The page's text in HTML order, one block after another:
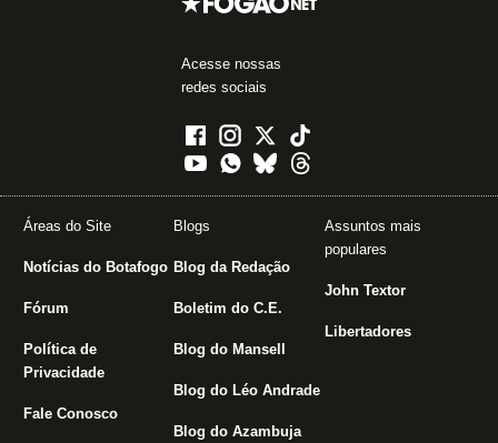
Acesse nossas
redes sociais
Áreas do Site
Notícias do Botafogo
Fórum
Política de
Privacidade
Fale Conosco
Blogs
Blog da Redação
Boletim do C.E.
Blog do Mansell
Blog do Léo Andrade
Blog do Azambuja
Assuntos mais
populares
John Textor
Libertadores